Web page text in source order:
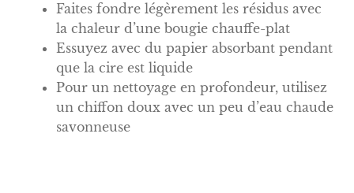
Faites fondre légèrement les résidus avec
la chaleur d’une bougie chauffe-plat
Essuyez avec du papier absorbant pendant
que la cire est liquide
Pour un nettoyage en profondeur, utilisez
un chiffon doux avec un peu d’eau chaude
savonneuse